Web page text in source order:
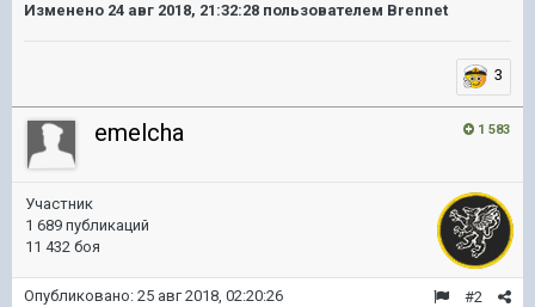
Изменено 24 авг 2018, 21:32:28 пользователем Brennet
3
1 583
emelcha
Участник
1 689 публикаций
11 432 боя
#2
Опубликовано: 25 авг 2018, 02:20:26